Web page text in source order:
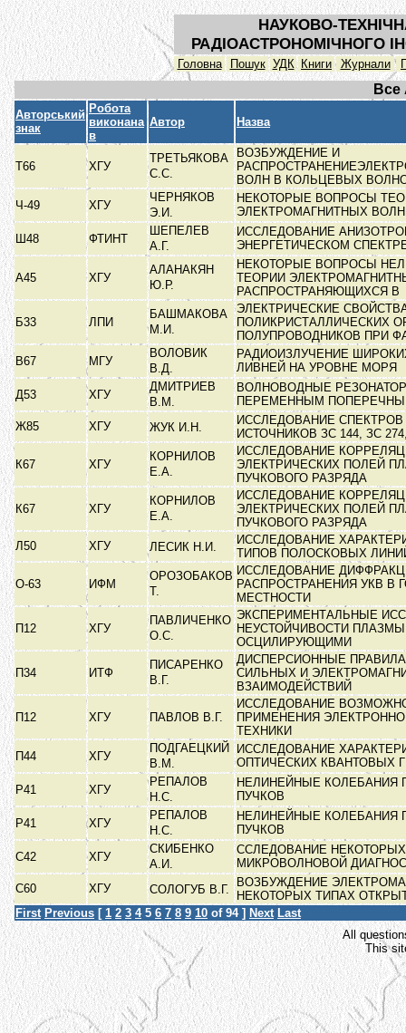
НАУКОВО-
РАДІОАСТРОНОМІЧНОГО
Головна Пошук УДК Книги Журнали
Все
Авторський
знак
Робота
виконана
в
Автор Назва
Т66 ХГУ
ТРЕТЬЯКОВА
С.С.
ВОЗБУЖДЕНИЕ И
ВОЛН В КОЛЬЦЕВЫХ
Ч-49
ХГУ
ЧЕРНЯКОВ
Э.И.
НЕКОТОРЫЕ ВОПРОСЫ
ЭЛЕКТРОМАГНИТНЫХ
Ш48
ФТИНТ
ШЕПЕЛЕВ
А.Г.
ИССЛЕДОВАНИЕ
ЭНЕРГЕТИЧЕСКОМ
А45 ХГУ
АЛАНАКЯН
Ю.Р.
НЕКОТОРЫЕ ВОПРОСЫ
ТЕОРИИ
РАСПРОСТРАНЯЮЩИХСЯ В
Б33 ЛПИ
БАШМАКОВА
М.И.
ЭЛЕКТРИЧЕСКИЕ
ПОЛИКРИСТАЛЛИЧЕСКИХ
ПОЛУПРОВОДНИКОВ ПРИ
В67
МГУ
ВОЛОВИК
В.Д.
РАДИОИЗЛУЧЕНИЕ
ЛИВНЕЙ НА УРОВНЕ МОРЯ
Д53
ХГУ
ДМИТРИЕВ
В.М.
ВОЛНОВОДНЫЕ
ПЕРЕМЕННЫМ
Ж85
ХГУ ЖУК И.Н.
ИССЛЕДОВАНИЕ
ИСТОЧНИКОВ ЗС 144, ЗС
К67 ХГУ
КОРНИЛОВ
Е.А.
ИССЛЕДОВАНИЕ
ЭЛЕКТРИЧЕСКИХ ПОЛЕЙ
ПУЧКОВОГО РАЗРЯДА
К67 ХГУ
КОРНИЛОВ
Е.А.
ИССЛЕДОВАНИЕ
ЭЛЕКТРИЧЕСКИХ ПОЛЕЙ
ПУЧКОВОГО РАЗРЯДА
Л50
ХГУ ЛЕСИК Н.И.
ИССЛЕДОВАНИЕ
ТИПОВ ПОЛОСКОВЫХ
О-63 ИФМ
ОРОЗОБАКОВ
Т.
ИССЛЕДОВАНИЕ
РАСПРОСТРАНЕНИЯ УКВ В
МЕСТНОСТИ
П12 ХГУ
ПАВЛИЧЕНКО
О.С.
ЭКСПЕРИМЕНТАЛЬНЫЕ
НЕУСТОЙЧИВОСТИ
ОСЦИЛИРУЮЩИМИ
П34 ИТФ
ПИСАРЕНКО
В.Г.
ДИСПЕРСИОННЫЕ
СИЛЬНЫХ И
ВЗАИМОДЕЙСТВИЙ
П12 ХГУ ПАВЛОВ В.Г.
ИССЛЕДОВАНИЕ
ПРИМЕНЕНИЯ
ТЕХНИКИ
П44
ХГУ
ПОДГАЕЦКИЙ
В.М.
ИССЛЕДОВАНИЕ
ОПТИЧЕСКИХ КВАНТОВЫХ
Р41
ХГУ
РЕПАЛОВ
Н.С.
НЕЛИНЕЙНЫЕ КОЛЕБАНИЯ
ПУЧКОВ
Р41
ХГУ
РЕПАЛОВ
Н.С.
НЕЛИНЕЙНЫЕ КОЛЕБАНИЯ
ПУЧКОВ
С42
ХГУ
СКИБЕНКО
А.И.
ССЛЕДОВАНИЕ
МИКРОВОЛНОВОЙ
С60
ХГУ СОЛОГУБ В.Г.
ВОЗБУЖДЕНИЕ
НЕКОТОРЫХ ТИПАХ
First Previous [ 1 2 3 4 5 6 7 8 9 10 of 94 ] Next Last
All
This